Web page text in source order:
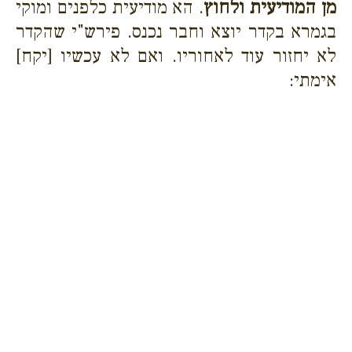
מן המודיעית ולחוץ. הא מודיעית כלפנים ומוקי
בגמרא בקדר יוצא וחבר נכנס. פירש"י שהקדר
לא יחזור עוד לאחוריו. ואם לא עכשיו [יקח]
אימתי: